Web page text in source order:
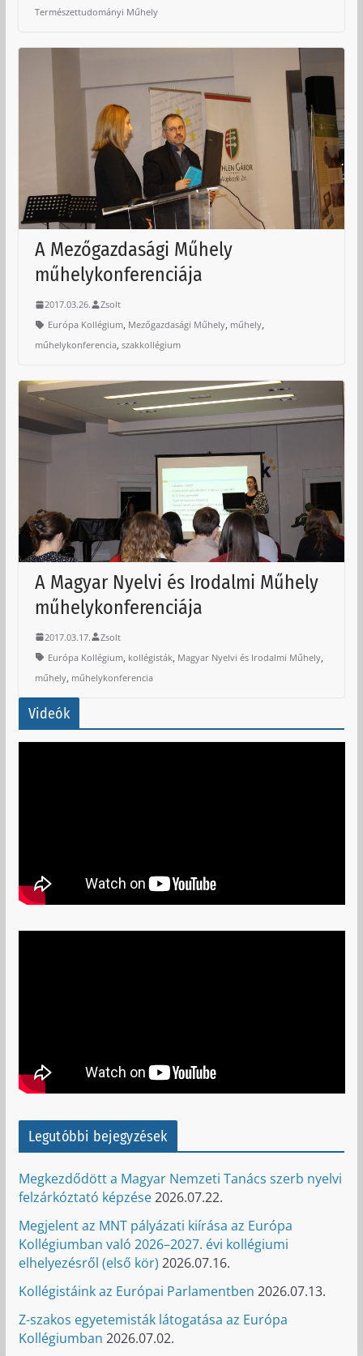
Természettudományi Műhely
A Mezőgazdasági Műhely
műhelykonferenciája
2017.03.26.
Zsolt
Európa Kollégium, Mezőgazdasági Műhely, műhely,
műhelykonferencia, szakkollégium
A Magyar Nyelvi és Irodalmi Műhely
műhelykonferenciája
2017.03.17.
Zsolt
Európa Kollégium, kollégisták, Magyar Nyelvi és Irodalmi Műhely,
műhely, műhelykonferencia
Videók
Legutóbbi bejegyzések
Megkezdődött a Magyar Nemzeti Tanács szerb nyelvi
felzárkóztató képzése2026.07.22.
Megjelent az MNT pályázati kiírása az Európa
Kollégiumban való 2026–2027. évi kollégiumi
elhelyezésről (első kör) 2026.07.16.
Kollégistáink az Európai Parlamentben 2026.07.13.
Z-szakos egyetemisták látogatása az Európa
Kollégiumban 2026.07.02.